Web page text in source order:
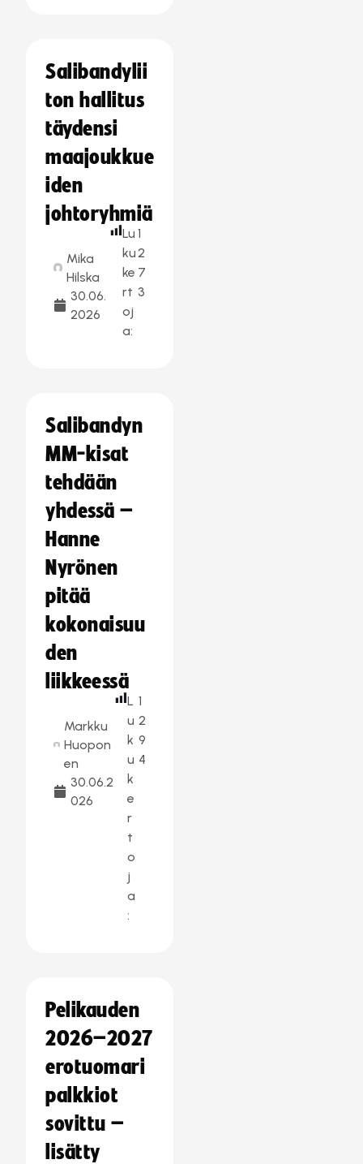
Salibandylii
ton hallitus
täydensi
maajoukkue
iden
johtoryhmiä
Mika
Hilska
30.06.
2026
Lu
ku
ke
rt
oj
a:
1
2
7
3
Salibandyn
MM-kisat
tehdään
yhdessä –
Hanne
Nyrönen
pitää
kokonaisuu
den
liikkeessä
Markku
Huopon
en
30.06.2
026
L
u
k
u
k
e
r
t
o
j
a
:
1
2
9
4
Pelikauden
2026–2027
erotuomari
palkkiot
sovittu –
lisätty